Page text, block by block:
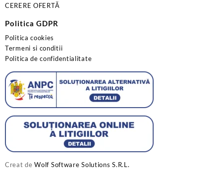
CERERE OFERTĂ
Politica GDPR
Politica cookies
Termeni si conditii
Politica de confidentialitate
Creat deWolf Software Solutions S.R.L.